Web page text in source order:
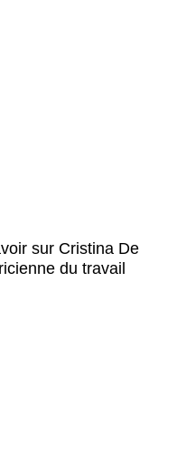
sur Cristina De
du travail